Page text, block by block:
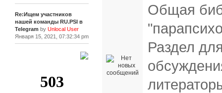
Re:Ищем участников
нашей команды RU.PSI в
Telegram by Unlocal User
Января 15, 2021, 07:32:34 pm
Общая
Раздел